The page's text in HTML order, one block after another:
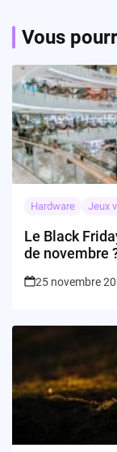
Vous
Hardware Jeux
Le Black
de novembre
25 novembre